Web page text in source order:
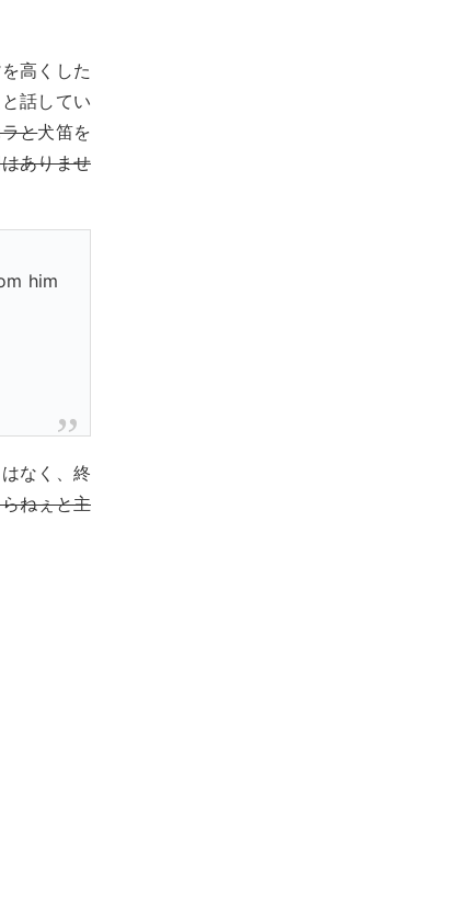
高くした
話してい
と犬笛を
ありませ
him
なく、終
ねぇと主